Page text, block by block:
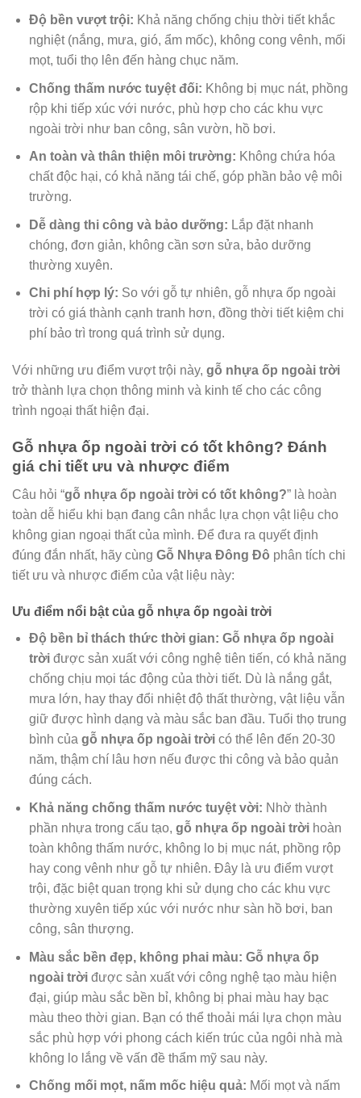
Độ bền vượt trội: Khả năng chống chịu thời tiết khắc
nghiệt (nắng, mưa, gió, ẩm mốc), không cong vênh, mối
mọt, tuổi thọ lên đến hàng chục năm.
Chống thấm nước tuyệt đối: Không bị mục nát, phồng
rộp khi tiếp xúc với nước, phù hợp cho các khu vực
ngoài trời như ban công, sân vườn, hồ bơi.
An toàn và thân thiện môi trường: Không chứa hóa
chất độc hại, có khả năng tái chế, góp phần bảo vệ môi
trường.
Dễ dàng thi công và bảo dưỡng: Lắp đặt nhanh
chóng, đơn giản, không cần sơn sửa, bảo dưỡng
thường xuyên.
Chi phí hợp lý: So với gỗ tự nhiên, gỗ nhựa ốp ngoài
trời có giá thành cạnh tranh hơn, đồng thời tiết kiệm chi
phí bảo trì trong quá trình sử dụng.
Với những ưu điểm vượt trội này, gỗ nhựa ốp ngoài trời
trở thành lựa chọn thông minh và kinh tế cho các công
trình ngoại thất hiện đại.
Gỗ nhựa ốp ngoài trời có tốt không? Đánh
giá chi tiết ưu và nhược điểm
Câu hỏi “gỗ nhựa ốp ngoài trời có tốt không?” là hoàn
toàn dễ hiểu khi bạn đang cân nhắc lựa chọn vật liệu cho
không gian ngoại thất của mình. Để đưa ra quyết định
đúng đắn nhất, hãy cùng Gỗ Nhựa Đông Đô phân tích chi
tiết ưu và nhược điểm của vật liệu này:
Ưu điểm nổi bật của gỗ nhựa ốp ngoài trời
Độ bền bỉ thách thức thời gian: Gỗ nhựa ốp ngoài
trờiđược sản xuất với công nghệ tiên tiến, có khả năng
chống chịu mọi tác động của thời tiết. Dù là nắng gắt,
mưa lớn, hay thay đổi nhiệt độ thất thường, vật liệu vẫn
giữ được hình dạng và màu sắc ban đầu. Tuổi thọ trung
bình của gỗ nhựa ốp ngoài trờicó thể lên đến 20-30
năm, thậm chí lâu hơn nếu được thi công và bảo quản
đúng cách.
Khả năng chống thấm nước tuyệt vời: Nhờ thành
phần nhựa trong cấu tạo, gỗ nhựa ốp ngoài trờihoàn
toàn không thấm nước, không lo bị mục nát, phồng rộp
hay cong vênh như gỗ tự nhiên. Đây là ưu điểm vượt
trội, đặc biệt quan trọng khi sử dụng cho các khu vực
thường xuyên tiếp xúc với nước như sàn hồ bơi, ban
công, sân thượng.
Màu sắc bền đẹp, không phai màu: Gỗ nhựa ốp
ngoài trờiđược sản xuất với công nghệ tạo màu hiện
đại, giúp màu sắc bền bỉ, không bị phai màu hay bạc
màu theo thời gian. Bạn có thể thoải mái lựa chọn màu
sắc phù hợp với phong cách kiến trúc của ngôi nhà mà
không lo lắng về vấn đề thẩm mỹ sau này.
Chống mối mọt, nấm mốc hiệu quả: Mối mọt và nấm